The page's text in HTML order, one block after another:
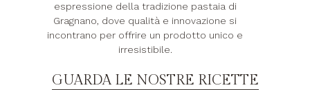
espressione della tradizione pastaia di
Gragnano, dove qualità e innovazione si
incontrano per offrire un prodotto unico e
irresistibile.
GUARDA LE NOSTRE RICETTE